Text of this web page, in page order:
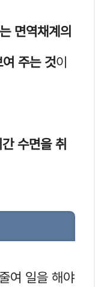
면역채계의
주는 것이
수면을 취
여 일을 해야